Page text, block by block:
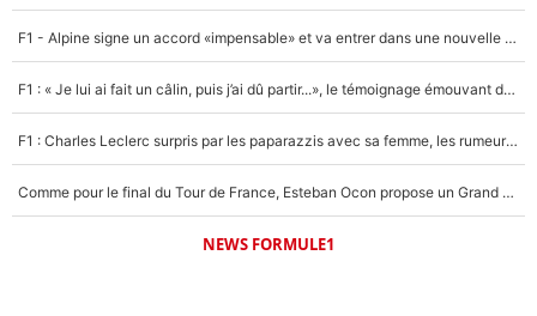
F1 - Alpine signe un accord «impensable» et va entrer dans une nouvelle dimension : Grande nouvelle pour Pierre Gasly !
F1 : « Je lui ai fait un câlin, puis j’ai dû partir...», le témoignage émouvant de Max Verstappen sur sa fille
F1 : Charles Leclerc surpris par les paparazzis avec sa femme, les rumeurs étaient vraies !
Comme pour le final du Tour de France, Esteban Ocon propose un Grand Prix de Formule 1 à Paris : «Autour de l’Arc de Triomphe, ce serait génial» !
NEWS FORMULE1